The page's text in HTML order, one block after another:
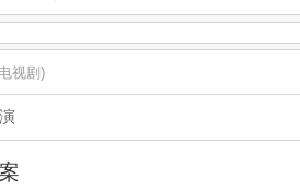
故事还在继续……
劝说胡一菲去医院治一下脚。 曾小
生见曾小贤从算命摊经过，立即指
恶运，曾小贤根本不相信胡先生的
，曾小贤上前认真让算命先生算
曾小贤立即开口表态不相信算命先
贤为难他，立即将广告招牌扯了下
告牌，曾小贤盯睛一看，赫然发现
视剧)